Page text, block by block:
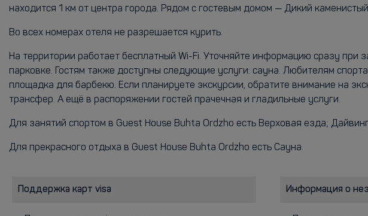
находится 1 км от центра города. Рядом с гостевым домом — Дикий
Во всех номерах отеля не разрешается курить.
На территории работает бесплатный Wi-Fi. Уточняйте информацию сразу
парковке. Гостям также доступны следующие услуги: сауна. Любителям
площадка для барбекю. Если планируете экскурсии, обратите внимание на
трансфер. А ещё в распоряжении гостей прачечная и гладильные услуги.
Для занятий спортом в Guest House Buhta Ordzho есть Верховая езда;
Для прекрасного отдыха в Guest House Buhta Ordzho есть Сауна.
Поддержка карт visa Информация о